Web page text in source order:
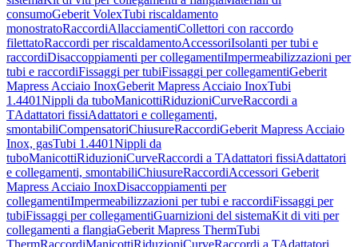
consumoGeberit VolexTubi riscaldamento
monostratoRaccordiAllacciamentiCollettori con raccordo
filettatoRaccordi per riscaldamentoAccessoriIsolanti per tubi e
raccordiDisaccoppiamenti per collegamentiImpermeabilizzazioni per
tubi e raccordiFissaggi per tubiFissaggi per collegamentiGeberit
Mapress Acciaio InoxGeberit Mapress Acciaio InoxTubi
1.4401Nippli da tuboManicottiRiduzioniCurveRaccordi a
TAdattatori fissiAdattatori e collegamenti,
smontabiliCompensatoriChiusureRaccordiGeberit Mapress Acciaio
Inox, gasTubi 1.4401Nippli da
tuboManicottiRiduzioniCurveRaccordi a TAdattatori fissiAdattatori
e collegamenti, smontabiliChiusureRaccordiAccessori Geberit
Mapress Acciaio InoxDisaccoppiamenti per
collegamentiImpermeabilizzazioni per tubi e raccordiFissaggi per
tubiFissaggi per collegamentiGuarnizioni del sistemaKit di viti per
collegamenti a flangiaGeberit Mapress ThermTubi
ThermRaccordiManicottiRiduzioniCurveRaccordi a TAdattatori